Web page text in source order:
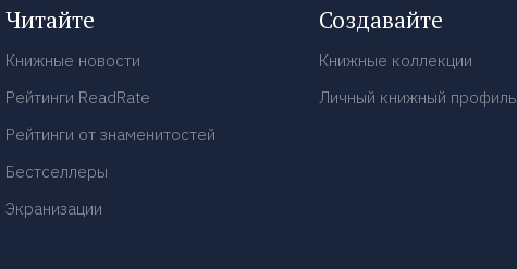
Читайте
Книжные новости
Рейтинги ReadRate
Рейтинги от знаменитостей
Бестселлеры
Экранизации
Создавайте
Книжные коллекции
Личный книжный профиль